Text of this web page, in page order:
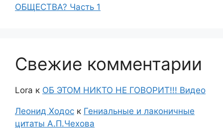
ОБЩЕСТВА? Часть 1
Свежие комментарии
Lora к ОБ ЭТОМ НИКТО НЕ ГОВОРИТ!!! Видео
Леонид Ходос к Гениальные и лаконичные
цитаты А.П.Чехова